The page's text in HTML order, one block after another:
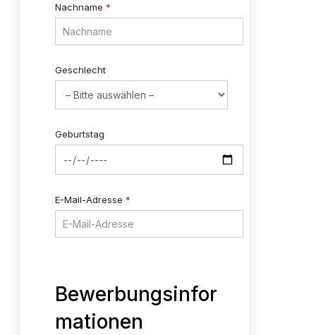
Nachname *
Geschlecht
Geburtstag
E-Mail-Adresse *
Bewerbungsinfor
mationen